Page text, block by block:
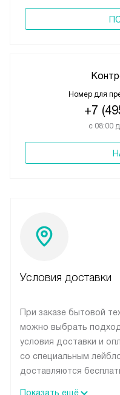
Номер для
+7
с 08:00
Условия доставки
При заказе бытовой
можно выбрать
условия доставки и
со специальным
доставляются
Показать ещё